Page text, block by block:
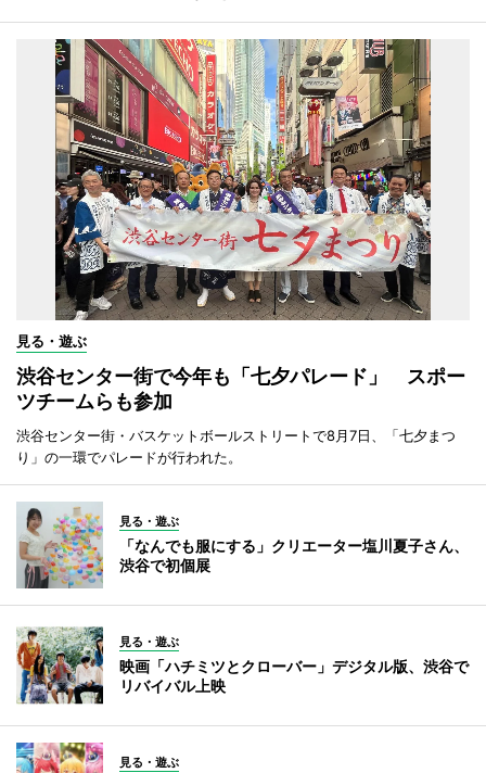
見る・遊ぶ
渋谷センター街で今年も「七夕パレード」 スポー
ツチームらも参加
渋谷センター街・バスケットボールストリートで8月7日、「七夕まつ
り」の一環でパレードが行われた。
見る・遊ぶ
「なんでも服にする」クリエーター塩川夏子さん、
渋谷で初個展
見る・遊ぶ
映画「ハチミツとクローバー」デジタル版、渋谷で
リバイバル上映
見る・遊ぶ